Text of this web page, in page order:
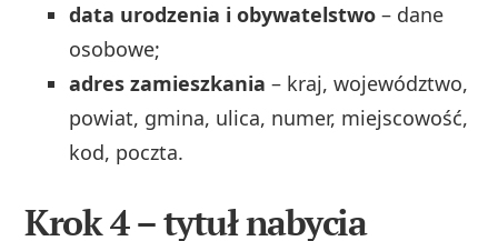
data urodzenia i obywatelstwo – dane
osobowe;
adres zamieszkania – kraj, województwo,
powiat, gmina, ulica, numer, miejscowość,
kod, poczta.
Krok 4 – tytuł nabycia